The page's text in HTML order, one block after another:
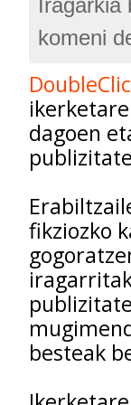
Iragarkia
komeni
dagoen
fikziozko
besteak